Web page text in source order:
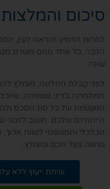
סיכום והמלצות
למרות הדמיון הנראה לעין,
הדבר. כל אחד מהם משרת
שונה.
לפני קבלת החלטה, מומלץ
המתמחה בדיני משפחה,
המעשיות של כל סוג הסכם
הייחודיים שלכם. חשוב
הכלכלי והמשפטי לטווח ארוך,
מהווה צעד חכם ומומלץ.
שיחת ייעוץ ללא עלות 050-